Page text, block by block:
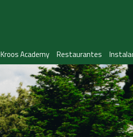
Academy Restaurantes